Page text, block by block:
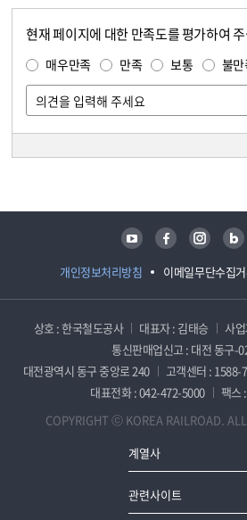
현재 페이지에 대한 만족도를 평가하여
매우만족 만족 보통 불
개인정보처리방침 이메일무단수집
유튜브 페이스북 인스타그램 블로그
상호 : 한국철도공사 대표자 : 김태승
사
통신판매업신고 : 대전 동구-
대전광역시 동구 중앙로 240
고객센터 : 1588-
대표전화 : 042-472-5000
팩스
COPYRIGHT ⓒ KOREA RAILROAD.
계열사
관련사이트